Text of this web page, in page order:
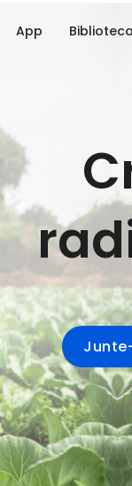
App Biblioteca